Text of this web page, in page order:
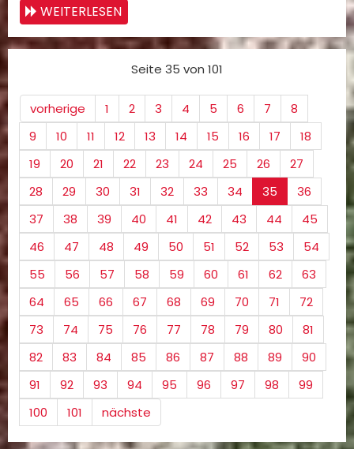
WEITERLESEN
Seite 35 von 101
vorherige 1 2 3 4 5 6 7
8
9
10 11 12 13 14 15 16 17
18
19
20 21 22 23 24 25 26
27
28
29 30 31 32 33 34 35
36
37
38 39 40 41 42 43 44
45
46
47 48 49 50 51 52 53
54
55
56 57 58 59 60 61 62
63
64
65 66 67 68 69 70 71
72
73
74 75 76 77 78 79 80
81
82
83 84 85 86 87 88 89
90
91
92 93 94 95 96 97 98
99
100
101 nächste